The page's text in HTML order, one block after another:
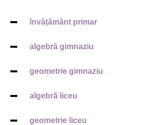
învățământ primar
algebră gimnaziu
geometrie gimnaziu
algebră liceu
geometrie liceu